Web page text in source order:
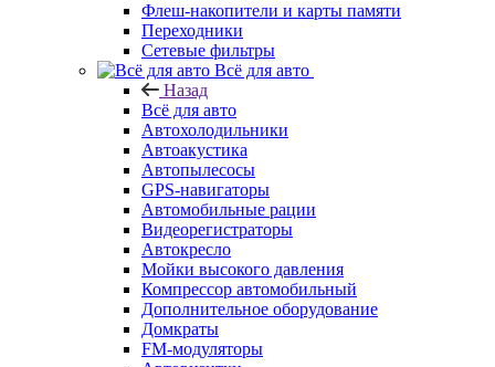
Флеш-накопители и карты памяти
Переходники
Сетевые фильтры
Всё для авто
Назад
Всё для авто
Автохолодильники
Автоакустика
Автопылесосы
GPS-навигаторы
Автомобильные рации
Видеорегистраторы
Автокресло
Мойки высокого давления
Компрессор автомобильный
Дополнительное оборудование
Домкраты
FM-модуляторы